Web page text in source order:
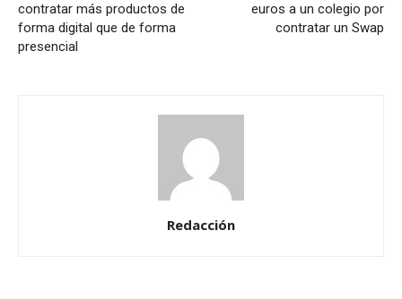
contratar más productos de
forma digital que de forma
presencial
euros a un colegio por
contratar un Swap
Redacción